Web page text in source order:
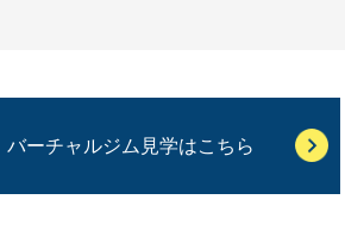
バーチャルジム見学はこちら